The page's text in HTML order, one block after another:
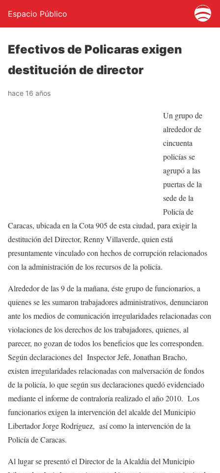
Espacio Público
Efectivos de Policaras exigen
destitución de director
hace 16 años
Un grupo de
alrededor de
cincuenta
policías se
agrupó a las
puertas de la
sede de la
Policía de
Caracas, ubicada en la Cota 905 de esta ciudad, para exigir la
destitución del Director, Renny Villaverde, quien está
presuntamente vinculado con hechos de corrupción relacionados
con la administración de los recursos de la policía.
Alrededor de las 9 de la mañana, éste grupo de funcionarios, a
quienes se les sumaron trabajadores administrativos, denunciaron
ante los medios de comunicación irregularidades relacionadas con
violaciones de los derechos de los trabajadores, quienes, al
parecer, no gozan de todos los beneficios que les corresponden.
Según declaraciones del Inspector Jefe, Jonathan Bracho,
existen irregularidades relacionadas con malversación de fondos
de la policía, lo que según sus declaraciones quedó evidenciado
mediante el informe de contraloría realizado el año 2010. Los
funcionarios exigen la intervención del alcalde del Municipio
Libertador Jorge Rodríguez, así como la intervención de la
Policía de Caracas.
Al lugar se presentó el Director de la Alcaldía del Municipio